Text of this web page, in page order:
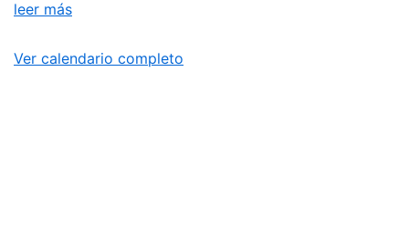
leer más
Ver calendario completo